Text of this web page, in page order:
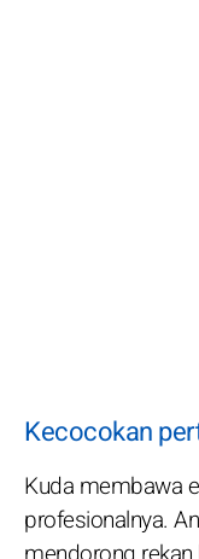
Kecocokan
Kuda membawa
profesionalnya.